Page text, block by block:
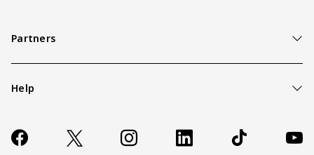
Partners
Help
Contact
FAQ
Socials
https://www.facebook.com/AZAlkmaar
X Instagram LinkedIn TikTok